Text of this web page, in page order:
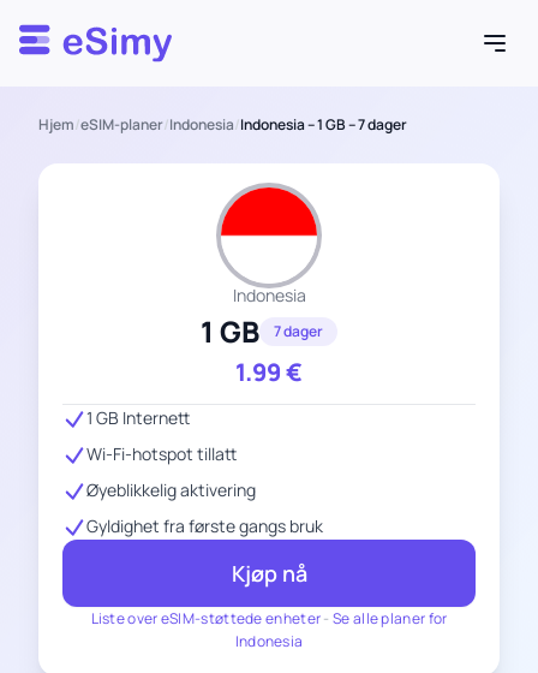
Esimy
Hjem/eSIM-planer/Indonesia/Indonesia – 1 GB – 7 dager
Indonesia
1 GB 7 dager
1.99€
Liste over eSIM-støttede enheter-Se alle planer for
Indonesia
1 GB Internett
Wi-Fi-hotspot tillatt
Øyeblikkelig aktivering
Gyldighet fra første gangs bruk
Kjøp nå